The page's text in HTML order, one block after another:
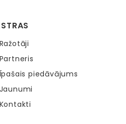
Ražotāji
Partneris
piedāvājums
Jaunumi
Kontakti